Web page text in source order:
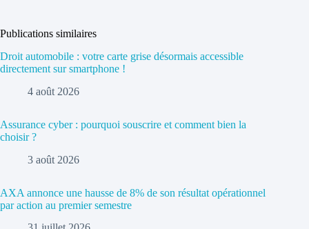
Publications similaires
Droit automobile : votre carte grise désormais accessible
directement sur smartphone !
4 août 2026
Assurance cyber : pourquoi souscrire et comment bien la
choisir ?
3 août 2026
AXA annonce une hausse de 8% de son résultat opérationnel
par action au premier semestre